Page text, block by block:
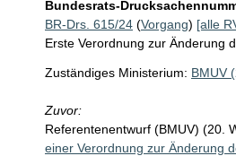
Bundesrats-
BR-Drs. 615/24 (Vorgang) [alle
Erste Verordnung zur Änderung
Zuständiges Ministerium: BMUV
Zuvor:
Referentenentwurf (BMUV) (20.
einer Verordnung zur Änderung